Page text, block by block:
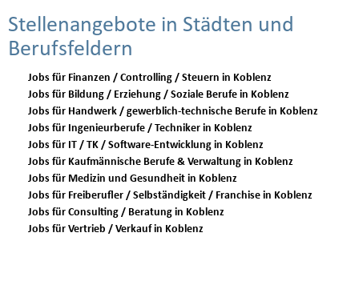
Stellenangebote in Städten und
Berufsfeldern
Jobs für Finanzen / Controlling / Steuern in Koblenz
Jobs für Bildung / Erziehung / Soziale Berufe in Koblenz
Jobs für Handwerk / gewerblich-technische Berufe in Koblenz
Jobs für Ingenieurberufe / Techniker in Koblenz
Jobs für IT / TK / Software-Entwicklung in Koblenz
Jobs für Kaufmännische Berufe & Verwaltung in Koblenz
Jobs für Medizin und Gesundheit in Koblenz
Jobs für Freiberufler / Selbständigkeit / Franchise in Koblenz
Jobs für Consulting / Beratung in Koblenz
Jobs für Vertrieb / Verkauf in Koblenz